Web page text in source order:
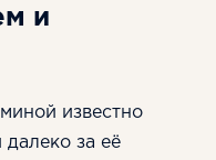
и
известно
далеко за её